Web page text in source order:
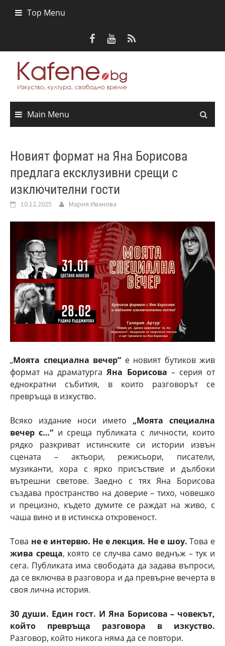
Top Menu
Main Menu
Новият формат на Яна Борисова
предлага ексклузивни срещи с
изключителни гости
10.12.2025 Мария Иванова
„Моята специална вечер“ е новият бутиков жив
формат на драматургаЯна Борисова – серия от
еднократни събития, в които разговорът се
превръща в изкуство.
Всяко издание носи името „Моята специална
вечер с…“ и среща публиката с личности, които
рядко разкриват истинските си истории извън
сцената – актьори, режисьори, писатели,
музиканти, хора с ярко присъствие и дълбоки
вътрешни светове. Заедно с тях Яна Борисова
създава пространство на доверие – тихо, човешко
и прецизно, където думите се раждат на живо, с
чаша вино и в истинска откровеност.
Това не е интервю. Не е лекция. Не е шоу.Това е
жива среща, която се случва само веднъж – тук и
сега. Публиката има свободата да задава въпроси,
да се включва в разговора и да превърне вечерта в
своя лична история.
30 души. Един гост. И Яна Борисова – човекът,
който превръща разговора в изкуство.
Разговор, който никога няма да се повтори.